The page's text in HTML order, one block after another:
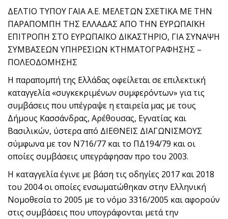
ΔΕΛΤΙΟ ΤΥΠΟΥ ΓΑΙΑ Α.Ε. ΜΕΛΕΤΩΝ ΣΧΕΤΙΚΑ ΜΕ ΤΗΝ
ΠΑΡΑΠΟΜΠΗ ΤΗΣ ΕΛΛΑΔΑΣ ΑΠΟ ΤΗΝ ΕΥΡΩΠΑΪΚΗ
ΕΠΙΤΡΟΠΗ ΣΤΟ ΕΥΡΩΠΑΪΚΟ ΔΙΚΑΣΤΗΡΙΟ, ΓΙΑ ΣΥΝΑΨΗ
ΣΥΜΒΑΣΕΩΝ ΥΠΗΡΕΣΙΩΝ ΚΤΗΜΑΤΟΓΡΑΦΗΣΗΣ –
ΠΟΛΕΟΔΟΜΗΣΗΣ
Η παραπομπή της Ελλάδας οφείλεται σε επιλεκτική
καταγγελία «συγκεκριμένων συμφερόντων» για τις
συμβάσεις που υπέγραψε η εταιρεία μας με τους
Δήμους Κασσάνδρας, Αρέθουσας, Εγνατίας και
Βασιλικών, ύστερα από ΔΙΕΘΝΕΙΣ ΔΙΑΓΩΝΙΣΜΟΥΣ
σύμφωνα με τον Ν716/77 και το ΠΔ194/79 και οι
οποίες συμβάσεις υπεγράφησαν προ του 2003.
Η καταγγελία έγινε με βάση τις οδηγίες 2017 και 2018
του 2004 οι οποίες ενσωματώθηκαν στην Ελληνική
Νομοθεσία το 2005 με το νόμο 3316/2005 και αφορούν
στις συμβάσεις που υπογράφονται μετά την